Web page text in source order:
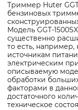
Триммер Huter
бензиновых
Модель GGT-
существенно
то есть,
источникам
электрическим
описываемую
обработки
факторами в
достаточного
техническое